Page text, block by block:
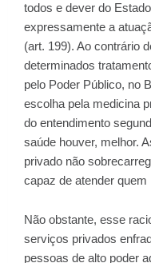
todos e dever do
expressamente a
(art. 199). Ao contrário
determinados
pelo Poder Público, no
escolha pela medicina
do entendimento
saúde houver, melhor.
privado não
capaz de atender
Não obstante, esse
serviços privados
pessoas de alto poder